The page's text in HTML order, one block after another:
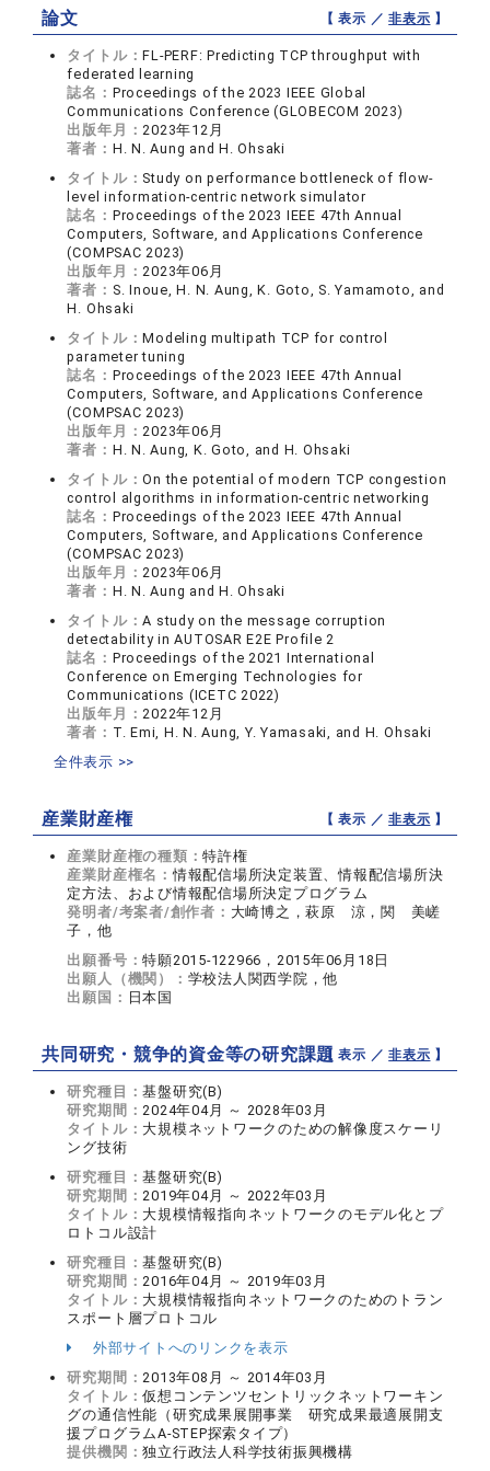
論文 【 表示 ／非表示 】
タイトル：FL-PERF: Predicting TCP throughput with
federated learning
誌名： Proceedings of the 2023 IEEE Global
Communications Conference (GLOBECOM 2023)
出版年月： 2023年12月
著者： H. N. Aung and H. Ohsaki
タイトル： Study on performance bottleneck of flow-
level information-centric network simulator
誌名： Proceedings of the 2023 IEEE 47th Annual
Computers, Software, and Applications Conference
(COMPSAC 2023)
出版年月： 2023年06月
著者： S. Inoue, H. N. Aung, K. Goto, S. Yamamoto, and
H. Ohsaki
タイトル：Modeling multipath TCP for control
parameter tuning
誌名： Proceedings of the 2023 IEEE 47th Annual
Computers, Software, and Applications Conference
(COMPSAC 2023)
出版年月： 2023年06月
著者： H. N. Aung, K. Goto, and H. Ohsaki
タイトル：On the potential of modern TCP congestion
control algorithms in information-centric networking
誌名： Proceedings of the 2023 IEEE 47th Annual
Computers, Software, and Applications Conference
(COMPSAC 2023)
出版年月： 2023年06月
著者： H. N. Aung and H. Ohsaki
タイトル：A study on the message corruption
detectability in AUTOSAR E2E Profile 2
誌名： Proceedings of the 2021 International
Conference on Emerging Technologies for
Communications (ICETC 2022)
出版年月： 2022年12月
著者： T. Emi, H. N. Aung, Y. Yamasaki, and H. Ohsaki
全件表示 >>
産業財産権 【 表示 ／非表示 】
産業財産権の種類：特許権
産業財産権名：情報配信場所決定装置、情報配信場所決
定方法、および情報配信場所決定プログラム
発明者/考案者/創作者： 大崎博之，萩原 涼，関 美嵯
子，他
出願番号：特願2015-122966，2015年06月18日
出願人（機関）： 学校法人関西学院，他
出願国： 日本国
共同研究・競争的資金等の研究課題【 表示 ／非表示 】
研究種目：基盤研究(B)
研究期間： 2024年04月 ～ 2028年03月
タイトル： 大規模ネットワークのための解像度スケーリ
ング技術
研究種目：基盤研究(B)
研究期間： 2019年04月 ～ 2022年03月
タイトル： 大規模情報指向ネットワークのモデル化とプ
ロトコル設計
研究種目：基盤研究(B)
研究期間： 2016年04月 ～ 2019年03月
タイトル： 大規模情報指向ネットワークのためのトラン
スポート層プロトコル
外部サイトへのリンクを表示
研究期間： 2013年08月 ～ 2014年03月
タイトル：仮想コンテンツセントリックネットワーキン
グの通信性能（研究成果展開事業 研究成果最適展開支
援プログラムA-STEP探索タイプ）
提供機関：独立行政法人科学技術振興機構